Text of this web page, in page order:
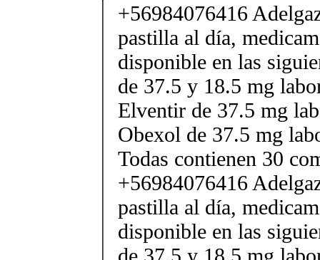
+56984076416
pastilla al día,
disponible en las
de 37.5 y 18.5 mg
Elventir de 37.5 mg
Obexol de 37.5 mg
Todas contienen 30
+56984076416
pastilla al día,
disponible en las
de 37.5 y 18.5 mg